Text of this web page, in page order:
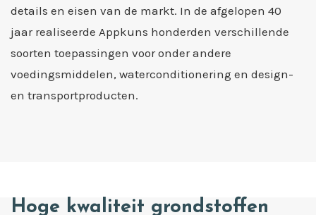
details en eisen van de markt. In de afgelopen 40
jaar realiseerde Appkuns honderden verschillende
soorten toepassingen voor onder andere
voedingsmiddelen, waterconditionering en design-
en transportproducten.
Hoge kwaliteit grondstoffen